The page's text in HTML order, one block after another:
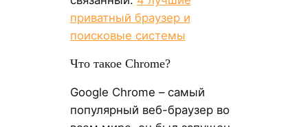
приватный браузер и
поисковые системы
Что такое Chrome?
Google Chrome – самый
популярный веб-браузер во